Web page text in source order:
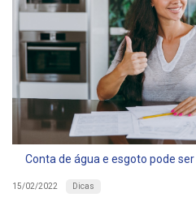
Conta de água e esgoto pode
15/02/2022 Dicas